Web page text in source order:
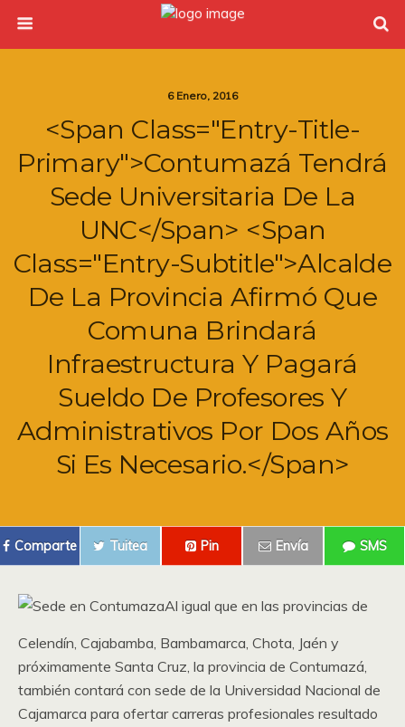
6 Enero, 2016
<span Class="entry-Title-
Primary">Contumazá Tendrá
Sede Universitaria De La
UNC</span> <span
Class="entry-Subtitle">Alcalde
De La Provincia Afirmó Que
Comuna Brindará
Infraestructura Y Pagará
Sueldo De Profesores Y
Administrativos Por Dos Años
Si Es Necesario.</span>
Comparte Tuitea Pin Envía SMS
Al igual que en las provincias de
Celendín, Cajabamba, Bambamarca, Chota, Jaén y
próximamente Santa Cruz, la provincia de Contumazá,
también contará con sede de la Universidad Nacional de
Cajamarca para ofertar carreras profesionales resultado